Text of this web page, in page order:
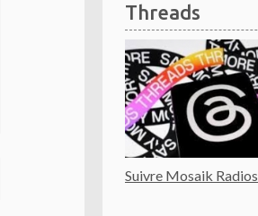
Threads
Suivre Mosaik Radios